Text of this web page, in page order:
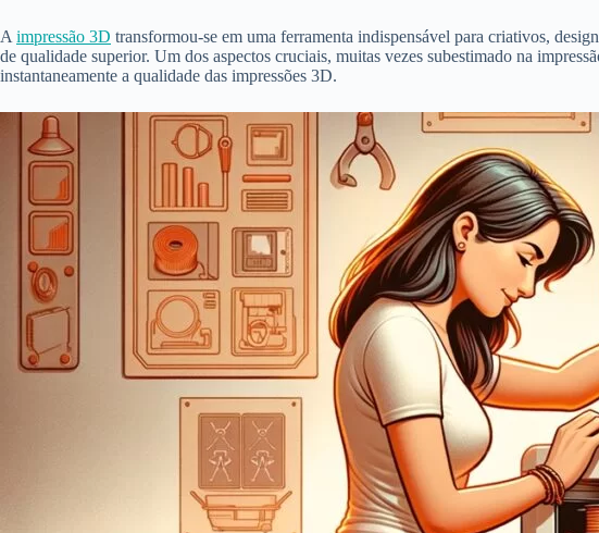
A impressão 3D transformou-se em uma ferramenta indispensável para criativos,
de qualidade superior. Um dos aspectos cruciais, muitas vezes subestimado na
instantaneamente a qualidade das impressões 3D.